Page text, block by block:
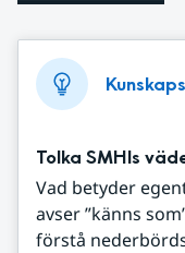
Tolka SMHIs
Vad betyder
avser ”känns
förstå